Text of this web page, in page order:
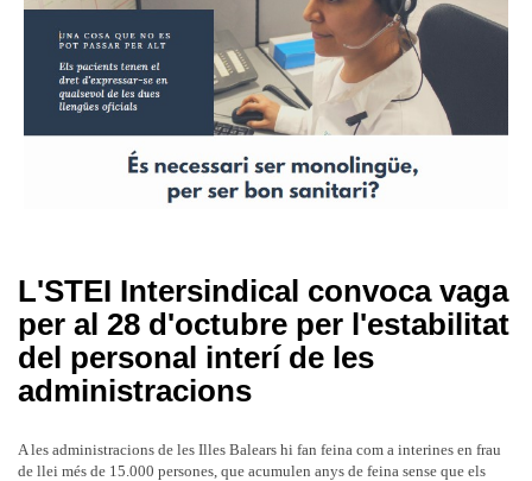
L'STEI Intersindical convoca vaga
per al 28 d'octubre per l'estabilitat
del personal interí de les
administracions
A les administracions de les Illes Balears hi fan feina com a interines en frau
de llei més de 15.000 persones, que acumulen anys de feina sense que els